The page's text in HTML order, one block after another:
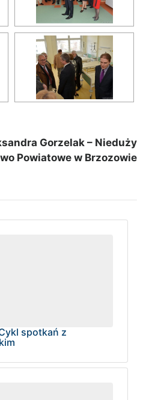
Gorzelak – Nieduży
Powiatowe w Brzozowie
spotkań z